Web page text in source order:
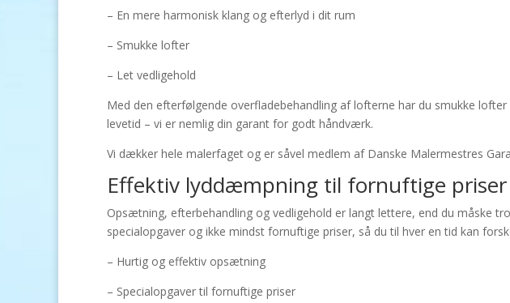
– En mere harmonisk klang og efterlyd i dit rum
– Smukke lofter
– Let vedligehold
Med den efterfølgende overfladebehandling af lofterne har du smukke
levetid – vi er nemlig din garant for godt håndværk.
Vi dækker hele malerfaget og er såvel medlem af Danske Malermestres
Effektiv lyddæmpning til fornuftige priser
Opsætning, efterbehandling og vedligehold er langt lettere, end du måske
specialopgaver og ikke mindst fornuftige priser, så du til hver en tid kan
– Hurtig og effektiv opsætning
– Specialopgaver til fornuftige priser